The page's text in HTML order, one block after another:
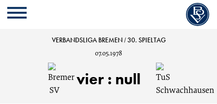
Cookie
Einstellungen
Zum
Inhalt
Cookie
Einstellungen
Kopfbereich
MENU
BremerVERBANDSLIGA BREMEN /30. SPIELTAG
07.05.1978
vier : null